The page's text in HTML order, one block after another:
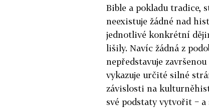
Bible a pokladu tradice,
neexistuje žádné nad
jednotlivé konkrétní
lišily. Navíc žádná z
nepředstavuje
vykazuje určité silné
závislosti na
své podstaty vytvořit −